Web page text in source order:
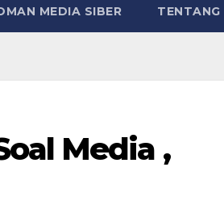
MEDIA SIBER TENTANG
Media ,